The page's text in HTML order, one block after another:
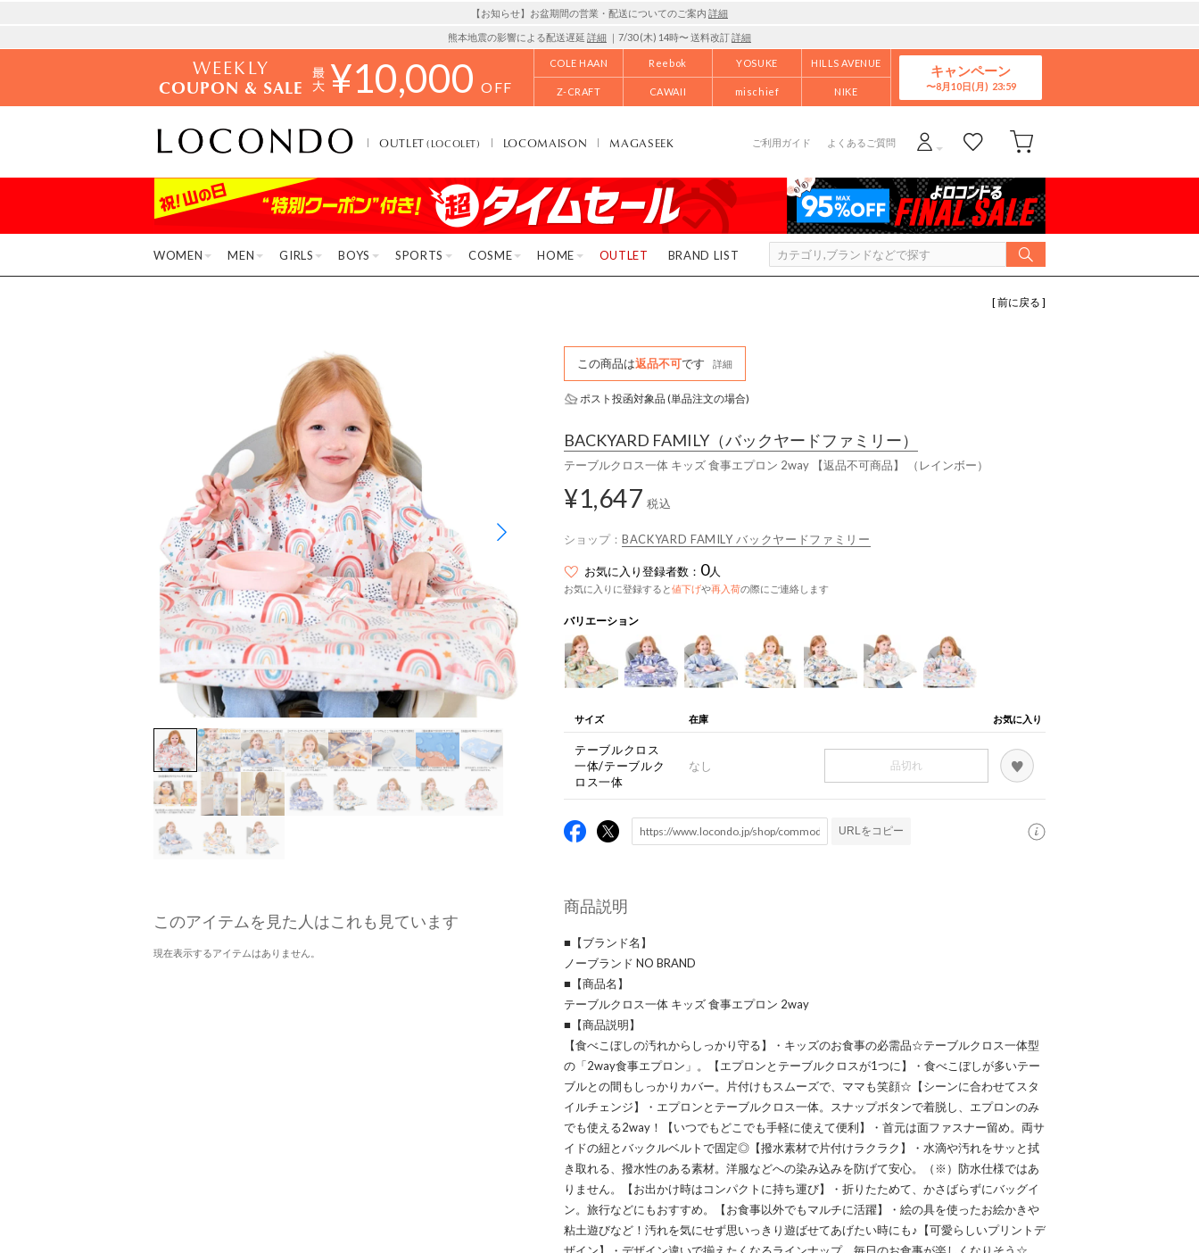
【お知らせ】お盆期間の営業・配送についてのご案内 詳細
熊本地震の影響による配送遅延 詳細 ｜7/30 (木) 14時〜 送料改訂詳細
WEEKLY
COUPON & SALE ¥10,000 OFF
COLE HAAN Reebok YOSUKE HILLS AVENUE
Z-CRAFT CAWAII mischief NIKE
キャンペーン
8月10日(月)
OUTLET(LOCOLET) LOCOMAISON MAGASEEK ご利用ガイド よくあるご質問
WOMEN MEN GIRLS BOYS SPORTS COSME HOME OUTLET BRAND LIST
[ 前に戻る ]
このアイテムを見た人はこれも見ています
現在表示するアイテムはありません。
この商品は返品不可です 詳細
ポスト投函対象品 (単品注文の場合)
BACKYARD FAMILY（バックヤードファミリー）
テーブルクロス一体 キッズ 食事エプロン 2way 【返品不可商品】 （レインボー）
¥1,647 税込
ショップ： BACKYARD FAMILY バックヤードファミリー
お気に入り登録者数： 0人
お気に入りに登録すると値下げや再入荷の際にご連絡します
バリエーション
サイズ 在庫 お気に入り
テーブルクロス
一体/テーブルク
ロス一体
なし 品切れ
URLをコピー
商品説明
■【ブランド名】
ノーブランド NO BRAND
■【商品名】
テーブルクロス一体 キッズ 食事エプロン 2way
■【商品説明】
【食べこぼしの汚れからしっかり守る】・キッズのお食事の必需品☆テーブルクロス一体型
の「2way食事エプロン」。【エプロンとテーブルクロスが1つに】・食べこぼしが多いテー
ブルとの間もしっかりカバー。片付けもスムーズで、ママも笑顔☆【シーンに合わせてスタ
イルチェンジ】・エプロンとテーブルクロス一体。スナップボタンで着脱し、エプロンのみ
でも使える2way！【いつでもどこでも手軽に使えて便利】・首元は面ファスナー留め。両サ
イドの紐とバックルベルトで固定◎【撥水素材で片付けラクラク】・水滴や汚れをサッと拭
き取れる、撥水性のある素材。洋服などへの染み込みを防げて安心。（※）防水仕様ではあ
りません。【お出かけ時はコンパクトに持ち運び】・折りたためて、かさばらずにバッグイ
ン。旅行などにもおすすめ。【お食事以外でもマルチに活躍】・絵の具を使ったお絵かきや
粘土遊びなど！汚れを気にせず思いっきり遊ばせてあげたい時にも♪【可愛らしいプリントデ